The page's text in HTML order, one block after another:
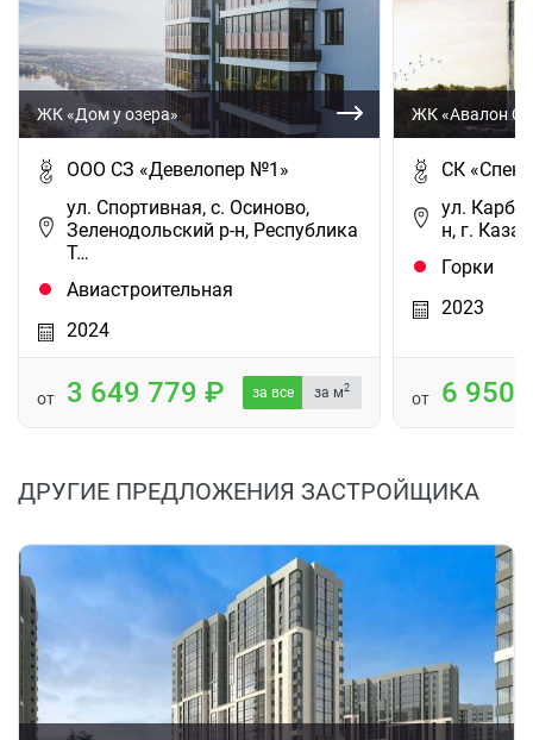
ЖК «Дом у озера»
ООО СЗ «Девелопер №1»
ул. Спортивная, с. Осиново,
Зеленодольский р-н, Республика
Т…
Авиастроительная
2024
от 3 649 779 за все за м2
ЖК «Авалон
СК
ул.
н, г.
Горки
2023
от 6 950
ДРУГИЕ ПРЕДЛОЖЕНИЯ ЗАСТРОЙЩИКА